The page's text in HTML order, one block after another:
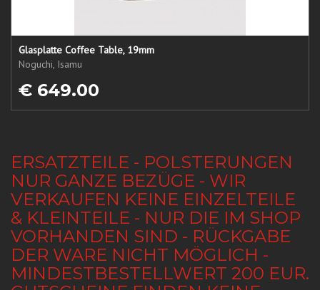
Glasplatte Coffee Table, 19mm
Noguchi, Isamu
€ 649.00
ERSATZTEILE - POLSTERUNGEN
NUR GANZE BEZÜGE - WIR
VERKAUFEN KEINE EINZELTEILE
& KLEINTEILE - NUR DIE IM SHOP
VORHANDEN SIND - RÜCKGABE
DER WARE NICHT MÖGLICH -
MINDESTBESTELLWERT 200 EUR.